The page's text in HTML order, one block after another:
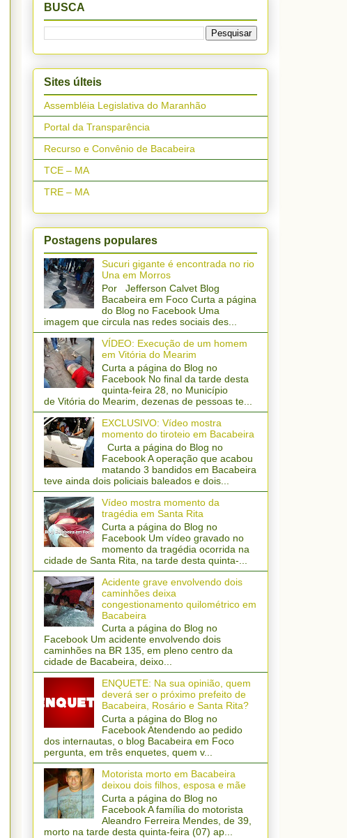
BUSCA
Sites últeis
Assembléia Legislativa do Maranhão
Portal da Transparência
Recurso e Convênio de Bacabeira
TCE – MA
TRE – MA
Postagens populares
Sucuri gigante é encontrada no rio
Una em Morros
Por Jefferson Calvet Blog
Bacabeira em Foco Curta a página
do Blog no Facebook Uma
imagem que circula nas redes sociais des...
VÍDEO: Execução de um homem
em Vitória do Mearim
Curta a página do Blog no
Facebook No final da tarde desta
quinta-feira 28, no Município
de Vitória do Mearim, dezenas de pessoas te...
EXCLUSIVO: Vídeo mostra
momento do tiroteio em Bacabeira
Curta a página do Blog no
Facebook A operação que acabou
matando 3 bandidos em Bacabeira
teve ainda dois policiais baleados e dois...
Vídeo mostra momento da
tragédia em Santa Rita
Curta a página do Blog no
Facebook Um vídeo gravado no
momento da tragédia ocorrida na
cidade de Santa Rita, na tarde desta quinta-...
Acidente grave envolvendo dois
caminhões deixa
congestionamento quilométrico em
Bacabeira
Curta a página do Blog no
Facebook Um acidente envolvendo dois
caminhões na BR 135, em pleno centro da
cidade de Bacabeira, deixo...
ENQUETE: Na sua opinião, quem
deverá ser o próximo prefeito de
Bacabeira, Rosário e Santa Rita?
Curta a página do Blog no
Facebook Atendendo ao pedido
dos internautas, o blog Bacabeira em Foco
pergunta, em três enquetes, quem v...
Motorista morto em Bacabeira
deixou dois filhos, esposa e mãe
Curta a página do Blog no
Facebook A família do motorista
Aleandro Ferreira Mendes, de 39,
morto na tarde desta quinta-feira (07) ap...